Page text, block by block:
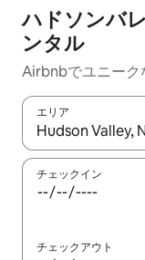
ハドソンバ
ンタル
Airbnbでユニーク
エリア
検索結果が表示さ
チェックイン
チェックアウト